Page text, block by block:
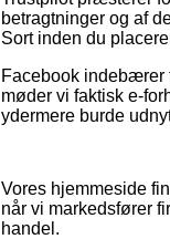
betragtninger og af
Sort inden du
Facebook indebærer
møder vi faktisk e-
ydermere burde
Vores hjemmeside
når vi markedsfører
handel.